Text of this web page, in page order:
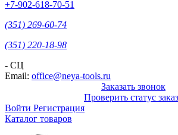
+7-902-618-70-51
(351) 269-60-74
(351) 220-18-98
- СЦ
Email: office@neya-tools.ru
Заказать звонок
Проверить статус
Войти Регистрация
Каталог товаров